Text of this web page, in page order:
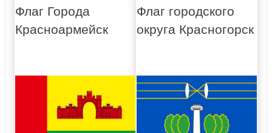
Флаг Города
Красноармейск
Флаг городского
округа Красногорск